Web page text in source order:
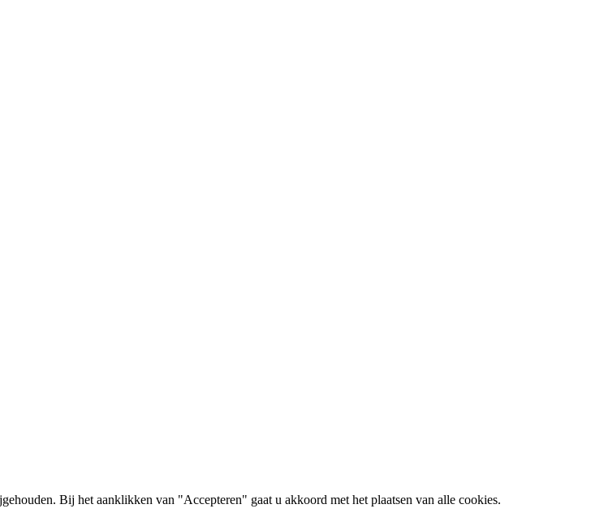
Bij het aanklikken van "Accepteren" gaat u akkoord met het plaatsen van alle cookies.